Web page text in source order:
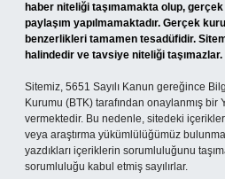
haber niteliği taşımamakta olup,
paylaşım yapılmamaktadır. Gerçek
benzerlikleri tamamen tesadüfidir.
halindedir ve tavsiye niteliği taşımazlar.
Sitemiz, 5651 Sayılı Kanun gereğince
Kurumu (BTK) tarafından onaylanmış bir
vermektedir. Bu nedenle, sitedeki
veya araştırma yükümlülüğümüz
yazdıkları içeriklerin sorumluluğunu
sorumluluğu kabul etmiş sayılırlar.